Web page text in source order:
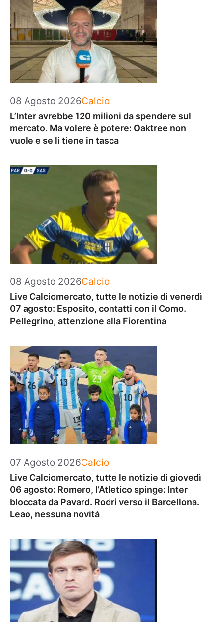
08 Agosto 2026Categorie
Calcio
L’Inter avrebbe 120 milioni da spendere sul
mercato. Ma volere è potere: Oaktree non
vuole e se li tiene in tasca
08 Agosto 2026Categorie
Calcio
Live Calciomercato, tutte le notizie di venerdì
07 agosto: Esposito, contatti con il Como.
Pellegrino, attenzione alla Fiorentina
07 Agosto 2026Categorie
Calcio
Live Calciomercato, tutte le notizie di giovedì
06 agosto: Romero, l’Atletico spinge: Inter
bloccata da Pavard. Rodri verso il Barcellona.
Leao, nessuna novità